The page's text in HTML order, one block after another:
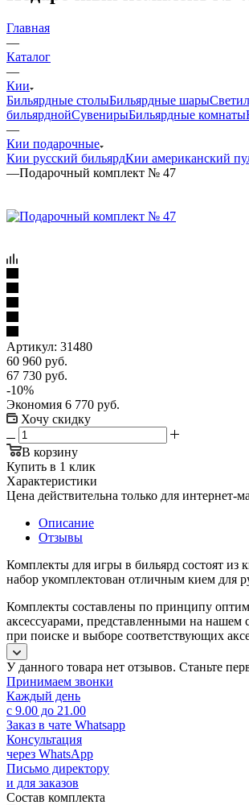
Главная
—
Каталог
—
Кии
Бильярдные столыБильярдные шары
бильярднойСувенирыБильярдные комнаты
—
Кии подарочные
Кии русский бильярдКии американский
—Подарочный комплект № 47
Артикул: 31480
60 960 руб.
67 730 руб.
-10%
Экономия 6 770 руб.
Хочу скидку
В корзину
Купить в 1 клик
Характеристики
Цена действительна только для интернет-
Описание
Отзывы
Комплекты для игры в бильярд состоят из
набор укомплектован отличным кием для
Комплекты составлены по принципу
аксессуарами, представленными на нашем
при поиске и выборе соответствующих
У данного товара нет отзывов. Станьте
Принимаем звонки
Каждый день
с 9.00 до 21.00
Заказ в чате Whatsapp
Консультация
через WhatsApp
Письмо директору
и для заказов
Состав комплекта